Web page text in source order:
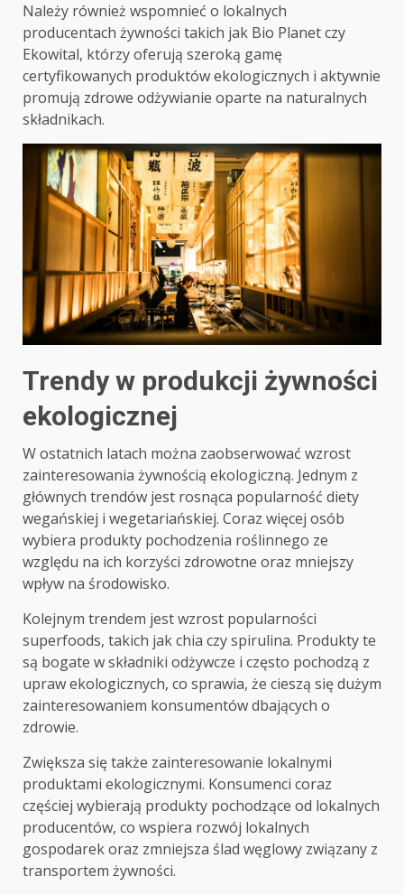
Należy również wspomnieć o lokalnych
producentach żywności takich jak Bio Planet czy
Ekowital, którzy oferują szeroką gamę
certyfikowanych produktów ekologicznych i aktywnie
promują zdrowe odżywianie oparte na naturalnych
składnikach.
Trendy w produkcji żywności
ekologicznej
W ostatnich latach można zaobserwować wzrost
zainteresowania żywnością ekologiczną. Jednym z
głównych trendów jest rosnąca popularność diety
wegańskiej i wegetariańskiej. Coraz więcej osób
wybiera produkty pochodzenia roślinnego ze
względu na ich korzyści zdrowotne oraz mniejszy
wpływ na środowisko.
Kolejnym trendem jest wzrost popularności
superfoods, takich jak chia czy spirulina. Produkty te
są bogate w składniki odżywcze i często pochodzą z
upraw ekologicznych, co sprawia, że cieszą się dużym
zainteresowaniem konsumentów dbających o
zdrowie.
Zwiększa się także zainteresowanie lokalnymi
produktami ekologicznymi. Konsumenci coraz
częściej wybierają produkty pochodzące od lokalnych
producentów, co wspiera rozwój lokalnych
gospodarek oraz zmniejsza ślad węglowy związany z
transportem żywności.